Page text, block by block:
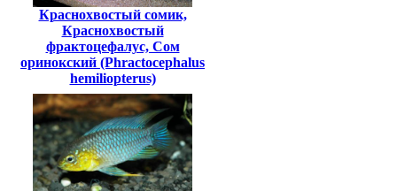
Краснохвостый сомик,
Краснохвостый
фрактоцефалус, Сом
оринокский (Phractocephalus
hemiliopterus)